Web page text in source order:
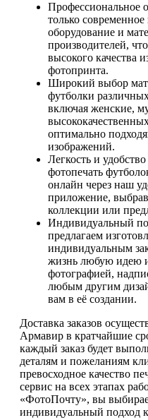
Профессиональное
только
оборудование и
производителей,
высокого качества
фотопринта.
Широкий выбор
футболки
включая женские,
оптимально
изображений.
Легкость и
фотопечать
онлайн через наш
приложение,
коллекции или
Индивидуальный
предлагаем
индивидуальным
жизнь любую идею
фотографией,
любым другим
вам в её создании.
Доставка заказов
Армавир в кратчайшие
каждый заказ будет
деталям и пожеланиям
превосходное качество
сервис на всех этапах
«ФотоПочту», вы
индивидуальный подход